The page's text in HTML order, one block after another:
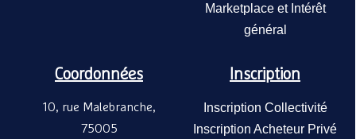
Marketplace et Intérêt
général
Coordonnées
10, rue Malebranche,
75005
Inscription
Inscription Collectivité
Inscription Acheteur Privé